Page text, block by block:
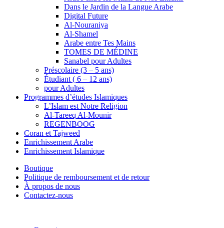
Dans le Jardin de la Langue Arabe
Digital Future
Al-Nouraniya
Al-Shamel
Arabe entre Tes Mains
TOMES DE MÉDINE
Sanabel pour Adultes
Préscolaire (3 – 5 ans)
Étudiant ( 6 – 12 ans)
pour Adultes
Programmes d’études Islamiques
L’Islam est Notre Religion
Al-Tareeq Al-Mounir
REGENBOOG
Coran et Tajweed
Enrichissement Arabe
Enrichissement Islamique
Boutique
Politique de remboursement et de retour
À propos de nous
Contactez-nous